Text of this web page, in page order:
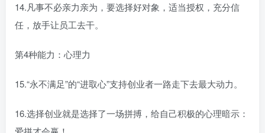
14.凡事不必亲力亲为，要选择好对象，适当授权，充分信
任，放手让员工去干。
第4种能力：心理力
15.“永不满足”的“进取心”支持创业者一路走下去最大动力。
16.选择创业就是选择了一场拼搏，给自己积极的心理暗示：